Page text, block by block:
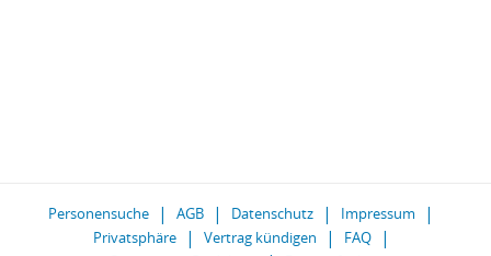
Personensuche AGB Datenschutz
Impressum
Privatsphäre
Vertrag kündigen
FAQ